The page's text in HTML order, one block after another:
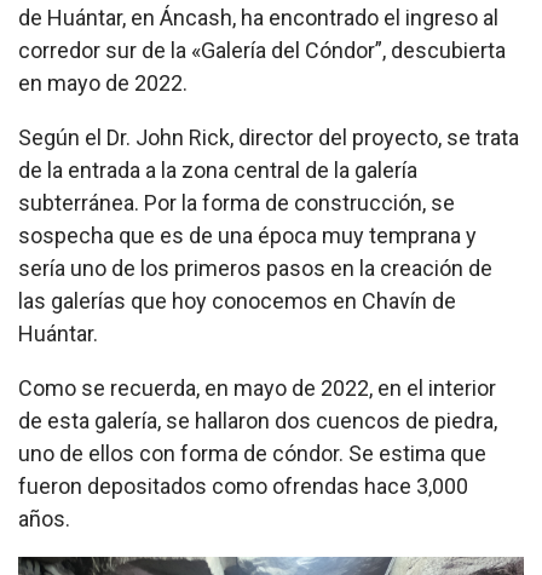
de Huántar, en Áncash, ha encontrado el ingreso al
corredor sur de la «Galería del Cóndor”, descubierta
en mayo de 2022.
Según el Dr. John Rick, director del proyecto, se trata
de la entrada a la zona central de la galería
subterránea. Por la forma de construcción, se
sospecha que es de una época muy temprana y
sería uno de los primeros pasos en la creación de
las galerías que hoy conocemos en Chavín de
Huántar.
Como se recuerda, en mayo de 2022, en el interior
de esta galería, se hallaron dos cuencos de piedra,
uno de ellos con forma de cóndor. Se estima que
fueron depositados como ofrendas hace 3,000
años.